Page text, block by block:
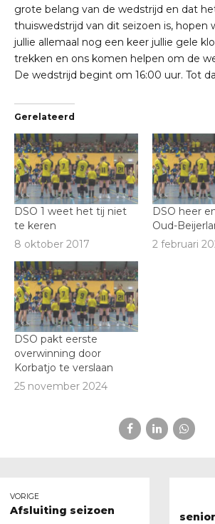
grote belang van de wedstrijd en dat
thuiswedstrijd van dit seizoen is, hopen
jullie allemaal nog een keer jullie gele
trekken en ons komen helpen om de
De wedstrijd begint om 16:00 uur. Tot
Gerelateerd
DSO 1 weet het tij niet
te keren
8 oktober 2017
DSO heer
Oud-
2 februari
DSO pakt eerste
overwinning door
Korbatjo te verslaan
25 november 2024
VORIGE
Afsluiting seizoen